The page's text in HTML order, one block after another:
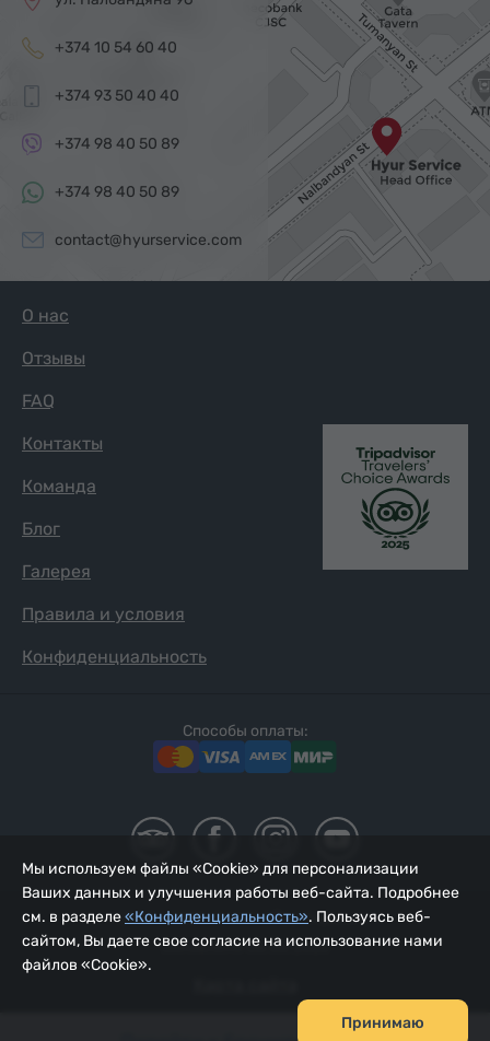
+374 10 54 60 40
+374 93 50 40 40
+374 98 40 50 89
+374 98 40 50 89
contact@hyurservice.com
О нас
Отзывы
FAQ
Контакты
Команда
Блог
Галерея
Правила и условия
Конфиденциальность
Способы оплаты:
2002 - 2026, © ООО «Йур Сервис»;
Обновлено 06.08.2026
Мы используем файлы «Cookie» для персонализации
Ваших данных и улучшения работы веб-сайта. Подробнее
см. в разделе«Конфиденциальность». Пользуясь веб-
сайтом, Вы даете свое согласие на использование нами
файлов «Cookie».
Принимаю